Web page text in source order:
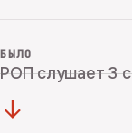
БЫЛО
РОП слушает 3